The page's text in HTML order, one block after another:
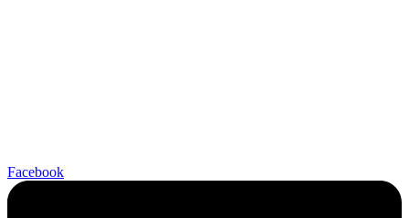
Facebook